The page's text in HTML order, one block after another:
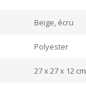
Beige, écru
Polyester
27 x 27 x 12 cm